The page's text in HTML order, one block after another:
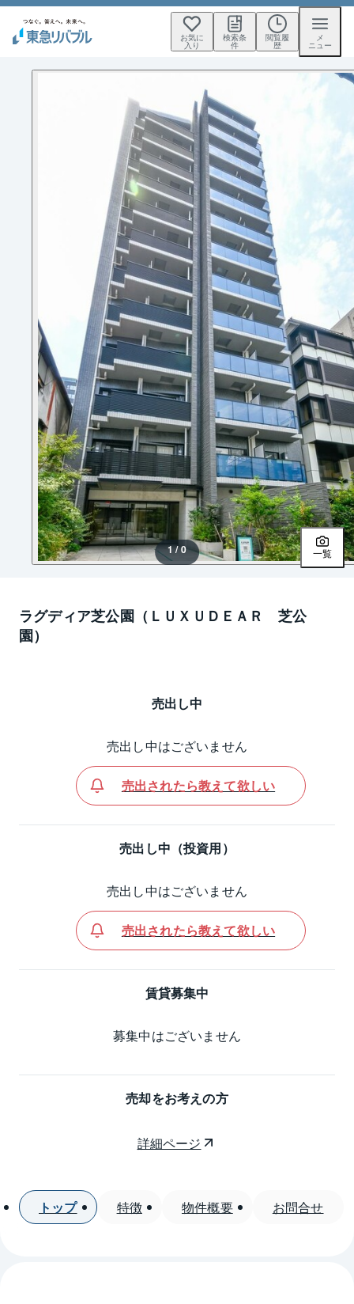
お気に
入り
検索条
件
閲覧履
歴
メ
ニュー
1 / 0 一覧
ラグディア芝公園（ＬＵＸＵＤＥＡＲ 芝公
園）
売出し中
売出し中はございません
売出されたら教えて欲しい
売出し中（投資用）
売出し中はございません
売出されたら教えて欲しい
賃貸募集中
募集中はございません
売却をお考えの方
詳細ページ
トップ 特徴 物件概要 お問合せ